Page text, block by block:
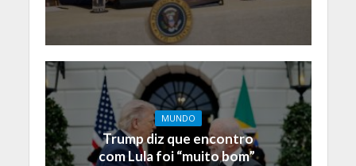
MUNDO
Trump diz que encontro
com Lula foi “muito bom”